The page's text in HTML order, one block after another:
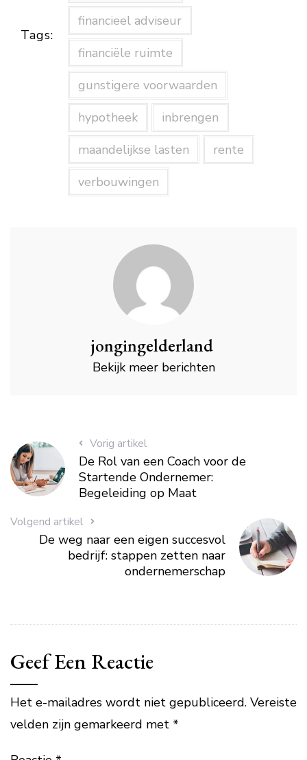
Tags:
financieel adviseur
financiële ruimte
gunstigere voorwaarden
hypotheek
inbrengen
maandelijkse lasten
rente
verbouwingen
jongingelderland
Bekijk meer berichten
Vorig artikel
De Rol van een Coach voor de
Startende Ondernemer:
Begeleiding op Maat
Volgend artikel
De weg naar een eigen succesvol
bedrijf: stappen zetten naar
ondernemerschap
Geef Een Reactie
Het e-mailadres wordt niet gepubliceerd. Vereiste
velden zijn gemarkeerd met *